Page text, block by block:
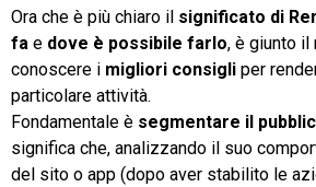
Ora che è più chiaro il significato di
fa e dove è possibile farlo, è giunto il
conoscere i migliori consigli per
particolare attività.
Fondamentale è segmentare il
significa che, analizzando il suo
del sito o app (dopo aver stabilito le